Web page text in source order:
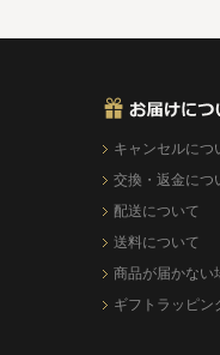
キャンセルにつ
交換・返金につ
配送について
送料について
商品が届かない
ギフトラッピン